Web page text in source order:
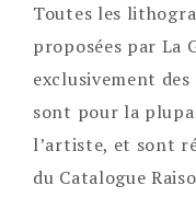
Toutes les
proposées par La
exclusivement
sont pour la
l’artiste, et sont
du Catalogue